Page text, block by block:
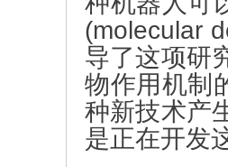
(molecular
导了这项研
物作用机制
种新技术产
是正在开发